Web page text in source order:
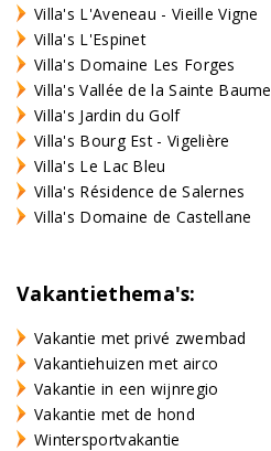
Villa's L'Aveneau - Vieille Vigne
Villa's L'Espinet
Villa's Domaine Les Forges
Villa's Vallée de la Sainte Baume
Villa's Jardin du Golf
Villa's Bourg Est - Vigelière
Villa's Le Lac Bleu
Villa's Résidence de Salernes
Villa's Domaine de Castellane
Vakantiethema's:
Vakantie met privé zwembad
Vakantiehuizen met airco
Vakantie in een wijnregio
Vakantie met de hond
Wintersportvakantie